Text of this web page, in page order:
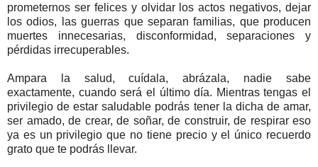
prometernos ser felices y olvidar los actos negativos, dejar
los odios, las guerras que separan familias, que producen
muertes innecesarias, disconformidad, separaciones y
pérdidas irrecuperables.
Ampara la salud, cuídala, abrázala, nadie sabe
exactamente, cuando será el último día. Mientras tengas el
privilegio de estar saludable podrás tener la dicha de amar,
ser amado, de crear, de soñar, de construir, de respirar eso
ya es un privilegio que no tiene precio y el único recuerdo
grato que te podrás llevar.